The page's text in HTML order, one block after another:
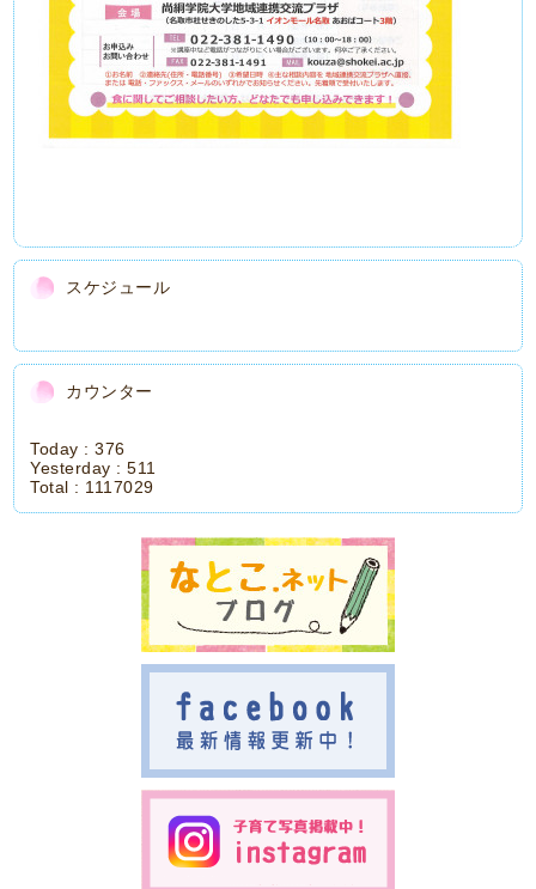
スケジュール
カウンター
Today :376
Yesterday :511
Total : 1117029